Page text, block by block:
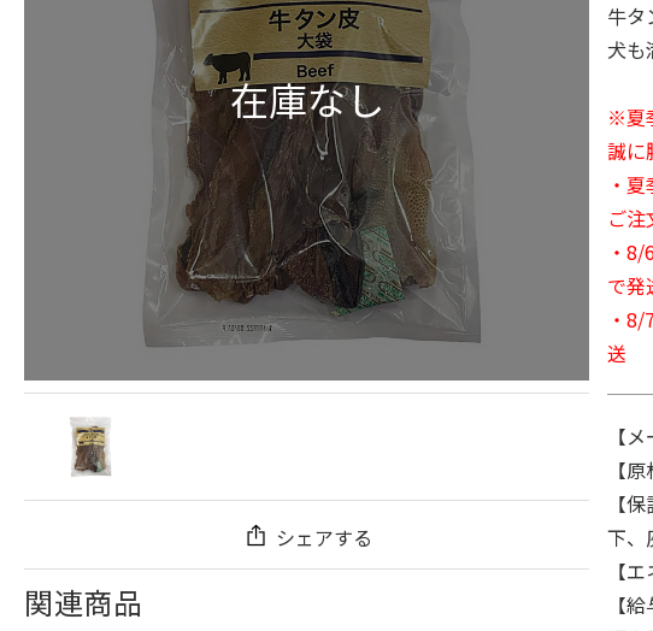
シェアする
関連商品
牛タ
犬も
※夏
誠に
・
ご注
・
で発
・
送
【
【
【
下、
【
【